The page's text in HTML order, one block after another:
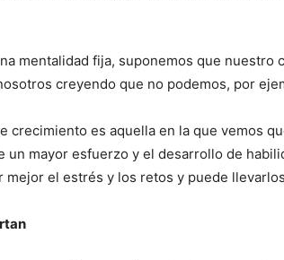
mentalidad fija, suponemos que
creyendo que no podemos, por
crecimiento es aquella en la que vemos
un mayor esfuerzo y el desarrollo de
mejor el estrés y los retos y puede